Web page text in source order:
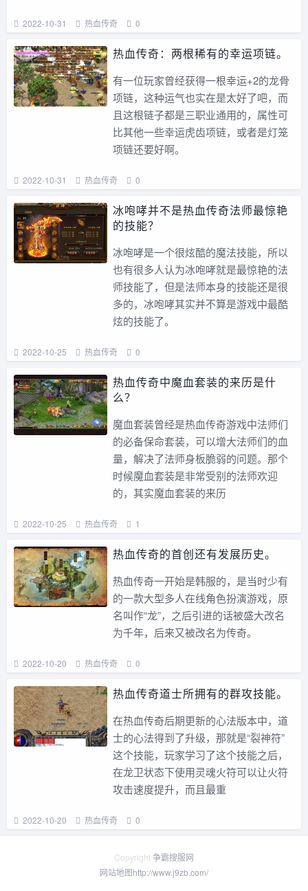
2022-10-31 热血传奇 0
热血传奇：两根稀有的幸运项链。
有一位玩家曾经获得一根幸运+2的龙骨
项链，这种运气也实在是太好了吧，而
且这根链子都是三职业通用的，属性可
比其他一些幸运虎齿项链，或者是灯笼
项链还要好啊。
2022-10-31 热血传奇 0
冰咆哮并不是热血传奇法师最惊艳
的技能？
冰咆哮是一个很炫酷的魔法技能，所以
也有很多人认为冰咆哮就是最惊艳的法
师技能了，但是法师本身的技能还是很
多的，冰咆哮其实并不算是游戏中最酷
炫的技能了。
2022-10-25 热血传奇 0
热血传奇中魔血套装的来历是什
么？
魔血套装曾经是热血传奇游戏中法师们
的必备保命套装，可以增大法师们的血
量，解决了法师身板脆弱的问题。那个
时候魔血套装是非常受别的法师欢迎
的，其实魔血套装的来历
2022-10-25 热血传奇 1
热血传奇的首创还有发展历史。
热血传奇一开始是韩服的，是当时少有
的一款大型多人在线角色扮演游戏，原
名叫作“龙”，之后引进的话被盛大改名
为千年，后来又被改名为传奇。
2022-10-20 热血传奇 0
热血传奇道士所拥有的群攻技能。
在热血传奇后期更新的心法版本中，道
士的心法得到了升级，那就是“裂神符”
这个技能，玩家学习了这个技能之后，
在龙卫状态下使用灵魂火符可以让火符
攻击速度提升，而且最重
2022-10-20 热血传奇 0
Copyright争霸搜服网
网站地图http://www.j9zb.com/